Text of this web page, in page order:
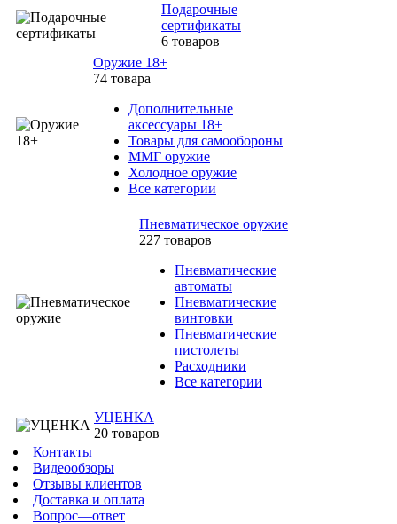
Подарочные
сертификаты
6 товаров
Оружие 18+
74 товара
Дополнительные
аксессуары 18+
Товары для самообороны
ММГ оружие
Холодное оружие
Все категории
Пневматическое оружие
227 товаров
Пневматические
автоматы
Пневматические
винтовки
Пневматические
пистолеты
Расходники
Все категории
УЦЕНКА
20 товаров
Контакты
Видеообзоры
Отзывы клиентов
Доставка и оплата
Вопрос—ответ